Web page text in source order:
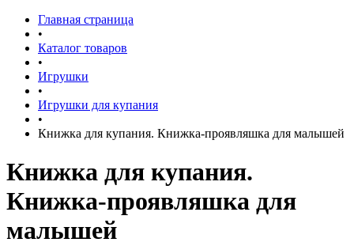
Главная страница
•
Каталог товаров
•
Игрушки
•
Игрушки для купания
•
Книжка для купания. Книжка-проявляшка для малышей
Книжка для купания.
Книжка-проявляшка для
малышей